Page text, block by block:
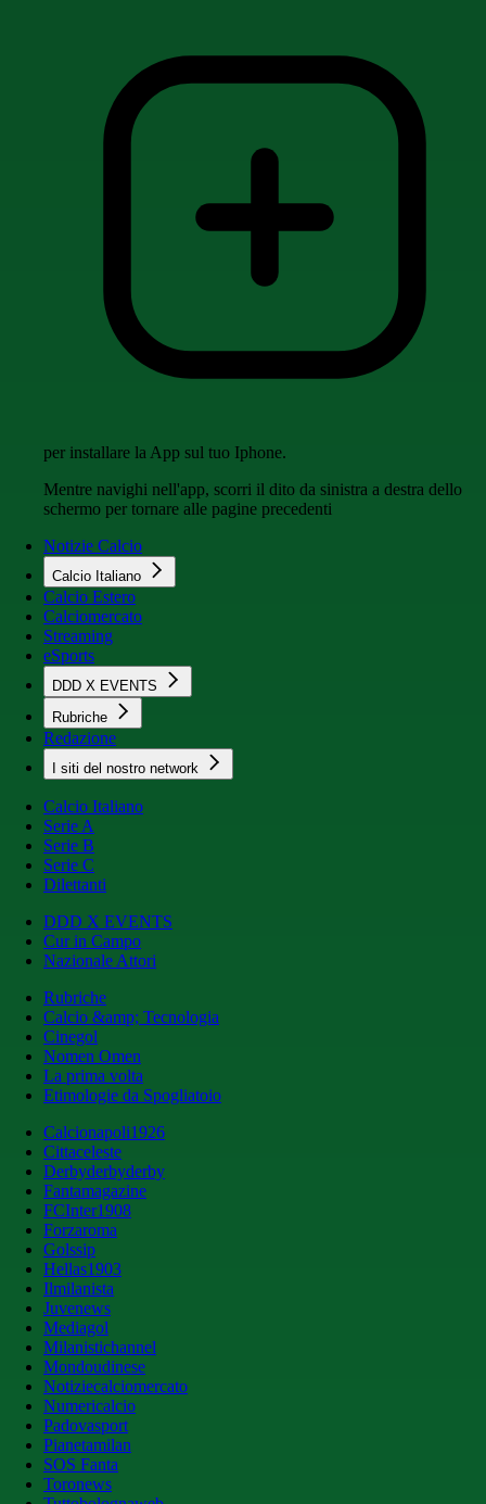
per installare la App sul tuo Iphone.
Mentre navighi nell'app, scorri il dito da sinistra a destra dello
schermo per tornare alle pagine precedenti
Notizie Calcio
Calcio Italiano
Calcio Estero
Calciomercato
Streaming
eSports
DDD X EVENTS
Rubriche
Redazione
I siti del nostro network
Calcio Italiano
Serie A
Serie B
Serie C
Dilettanti
DDD X EVENTS
Cur in Campo
Nazionale Attori
Rubriche
Calcio &amp; Tecnologia
Cinegol
Nomen Omen
La prima volta
Etimologie da Spogliatoio
Calcionapoli1926
Cittaceleste
Derbyderbyderby
Fantamagazine
FCInter1908
Forzaroma
Golssip
Hellas1903
Ilmilanista
Juvenews
Mediagol
Milanistichannel
Mondoudinese
Notiziecalciomercato
Numericalcio
Padovasport
Pianetamilan
SOS Fanta
Toronews